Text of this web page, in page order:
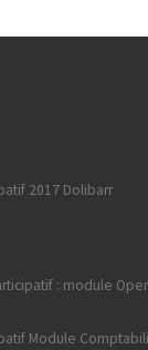
2017 Dolibarr
: module
Module